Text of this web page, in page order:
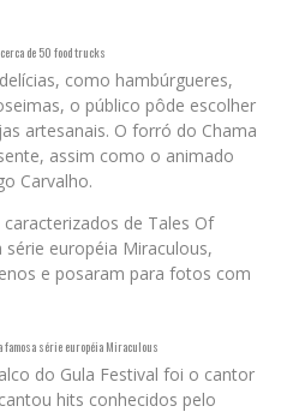
cerca de 50 food trucks
como hambúrgueres,
o público pôde escolher
artesanais. O forró do Chama
assim como o animado
Carvalho.
de Tales Of
européia Miraculous,
e posaram para fotos com
famosa série européia Miraculous
do Gula Festival foi o cantor
hits conhecidos pelo